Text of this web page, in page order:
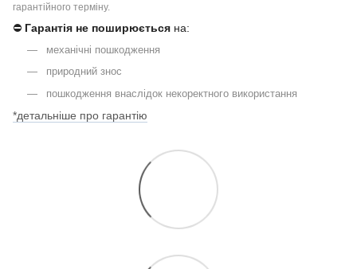
гарантійного терміну.
⛔ Гарантія не поширюється на:
механічні пошкодження
природний знос
пошкодження внаслідок некоректного використання
*детальніше про гарантію